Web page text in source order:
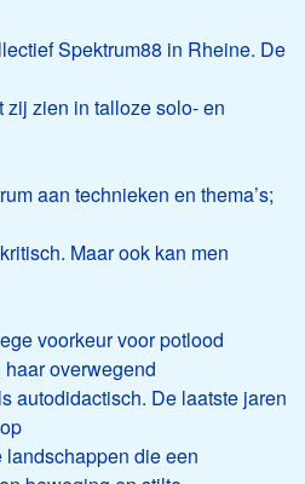
Spektrum88 in Rheine. De
zien in talloze solo- en
aan technieken en thema’s;
Maar ook kan men
voorkeur voor potlood
overwegend
autodidactisch. De laatste jaren
die een